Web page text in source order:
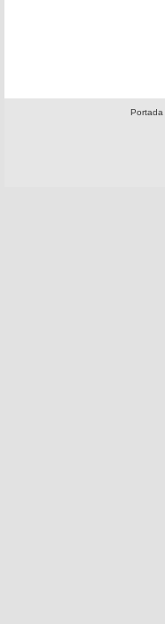
Portada